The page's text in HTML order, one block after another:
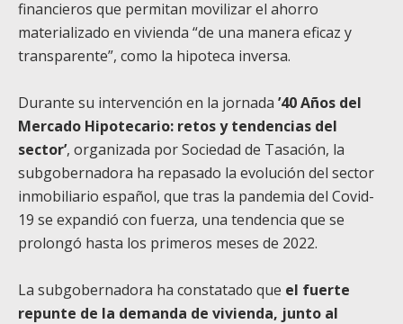
financieros que permitan movilizar el ahorro
materializado en vivienda “de una manera eficaz y
transparente”, como la hipoteca inversa.
Durante su intervención en la jornada ’40 Años del
Mercado Hipotecario: retos y tendencias del
sector’, organizada por Sociedad de Tasación, la
subgobernadora ha repasado la evolución del sector
inmobiliario español, que tras la pandemia del Covid-
19 se expandió con fuerza, una tendencia que se
prolongó hasta los primeros meses de 2022.
La subgobernadora ha constatado que el fuerte
repunte de la demanda de vivienda, junto al